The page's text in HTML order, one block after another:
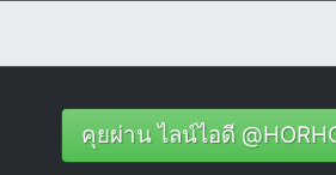
คุยผ่าน ไลน์ไอดี